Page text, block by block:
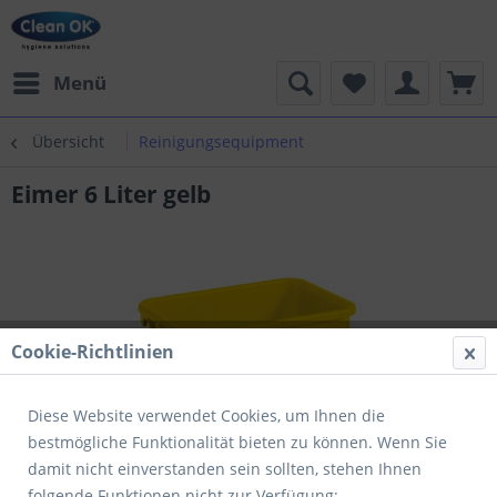
Menü
Übersicht Reinigungsequipment
Eimer 6 Liter gelb
Cookie-Richtlinien
Diese Website verwendet Cookies, um Ihnen die
bestmögliche Funktionalität bieten zu können. Wenn Sie
damit nicht einverstanden sein sollten, stehen Ihnen